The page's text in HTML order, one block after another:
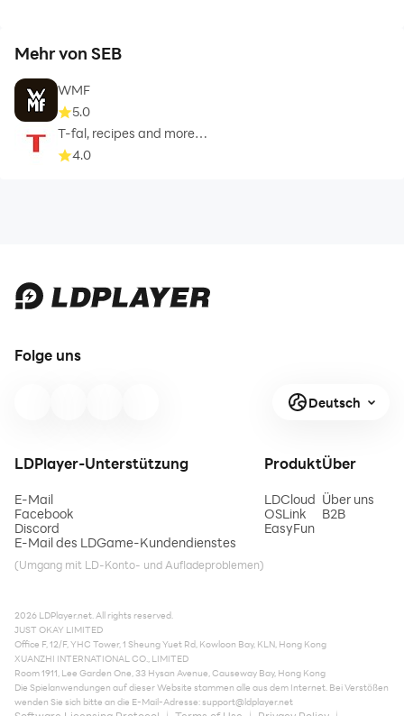
Mehr von SEB
WMF
5.0
T-fal, recipes and more…
4.0
Folge uns
Deutsch
LDPlayer-Unterstützung
E-Mail
Facebook
Discord
E-Mail des LDGame-Kundendienstes
(Umgang mit LD-Konto- und Aufladeproblemen)
Produkt
LDCloud
OSLink
EasyFun
Über
Über uns
B2B
2026 LDPlayer.net. All rights reserved.
JUST OKAY LIMITED
Office F, 12/F, YHC Tower, 1 Sheung Yuet Rd, Kowloon Bay, KLN, Hong Kong
XUANZHI INTERNATIONAL CO., LIMITED
Room 1911, Lee Garden One, 33 Hysan Avenue, Causeway Bay, Hong Kong
Die Spielanwendungen auf dieser Website stammen alle aus dem Internet. Bei Verstößen
wenden Sie sich bitte an die E-Mail-Adresse:support@ldplayer.net